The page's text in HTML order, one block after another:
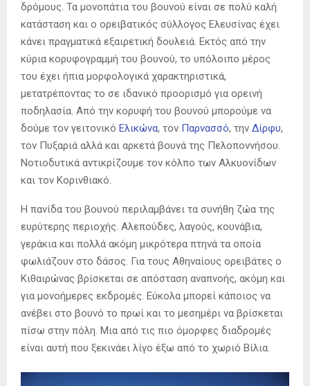
δρόμους. Τα μονοπάτια του βουνού είναι σε πολύ καλή
κατάσταση και ο ορειβατικός σύλλογος Ελευσίνας έχει
κάνει πραγματικά εξαιρετική δουλειά. Εκτός από την
κύρια κορυφογραμμή του βουνού, το υπόλοιπο μέρος
του έχει ήπια μορφολογικά χαρακτηριστικά,
μετατρέποντας το σε ιδανικό προορισμό για ορεινή
ποδηλασία. Από την κορυφή του βουνού μπορούμε να
δούμε τον γειτονικό Ελικώνα, τον Παρνασσό, την Δίρφυ,
τον Πυξαριά αλλά και αρκετά βουνά της Πελοποννήσου.
Νοτιοδυτικά αντικρίζουμε τον κόλπο των Αλκυονίδων
και τον Κορινθιακό.
Η πανίδα του βουνού περιλαμβάνει τα συνήθη ζώα της
ευρύτερης περιοχής. Αλεπούδες, λαγούς, κουνάβια,
γεράκια και πολλά ακόμη μικρότερα πτηνά τα οποία
φωλιάζουν στο δάσος. Για τους Αθηναίους ορειβάτες ο
Κιθαιρώνας βρίσκεται σε απόσταση αναπνοής, ακόμη και
για μονοήμερες εκδρομές. Εύκολα μπορεί κάποιος να
ανέβει στο βουνό το πρωί και το μεσημέρι να βρίσκεται
πίσω στην πόλη. Μια από τις πιο όμορφες διαδρομές
είναι αυτή που ξεκινάει λίγο έξω από το χωριό Βίλια.